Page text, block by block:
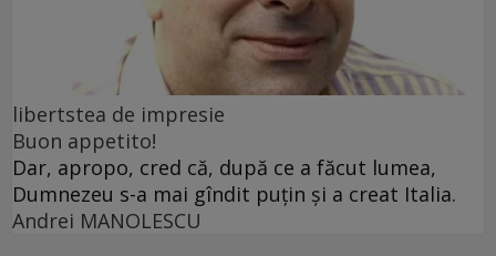
libertstea de impresie
Buon appetito!
Dar, apropo, cred că, după ce a făcut lumea,
Dumnezeu s-a mai gîndit puțin și a creat Italia.
Andrei MANOLESCU